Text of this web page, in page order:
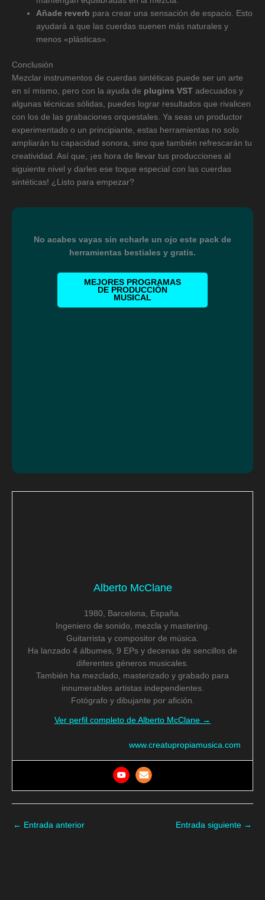
Añade reverb para crear una sensación de espacio. Esto
ayudará a que las cuerdas suenen más naturales y
menos «plásticas».
Conclusión
Mezclar instrumentos de cuerdas sintéticas puede ser un arte
en sí mismo, pero con la ayuda de plugins VST adecuados y
algunas técnicas sólidas, puedes lograr resultados que rivalicen
con los de las grabaciones orquestales. Ya seas un productor
experimentado o un principiante, estas herramientas no solo
ampliarán tu capacidad sonora, sino que también refrescarán tu
creatividad. Así que, ¡es hora de llevar tus producciones al
siguiente nivel y darles ese toque especial con las cuerdas
sintéticas! ¿Listo para empezar?
No acabes vayas sin echarle un ojo este pack de
herramientas bestiales y gratis.
MEJORES PROGRAMAS
DE PRODUCCIÓN
MUSICAL
Alberto McClane
1980, Barcelona, España.
Ingeniero de sonido, mezcla y mastering.
Guitarrista y compositor de música.
Ha lanzado 4 álbumes, 9 EPs y decenas de sencillos de
diferentes géneros musicales.
También ha mezclado, masterizado y grabado para
innumerables artistas independientes.
Fotógrafo y dibujante por afición.
Ver perfil completo de Alberto McClane →
www.creatupropiamusica.com
← Entrada anterior Entrada siguiente →